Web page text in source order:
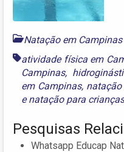
Natação em Campinas
atividade física em
Campinas,
em Campinas,
enatação para
Pesquisas
Whatsapp Educap